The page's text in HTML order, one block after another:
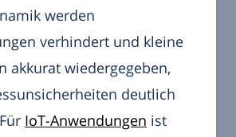
werden
verhindert und kleine
akkurat wiedergegeben,
deutlich
IoT-Anwendungen ist